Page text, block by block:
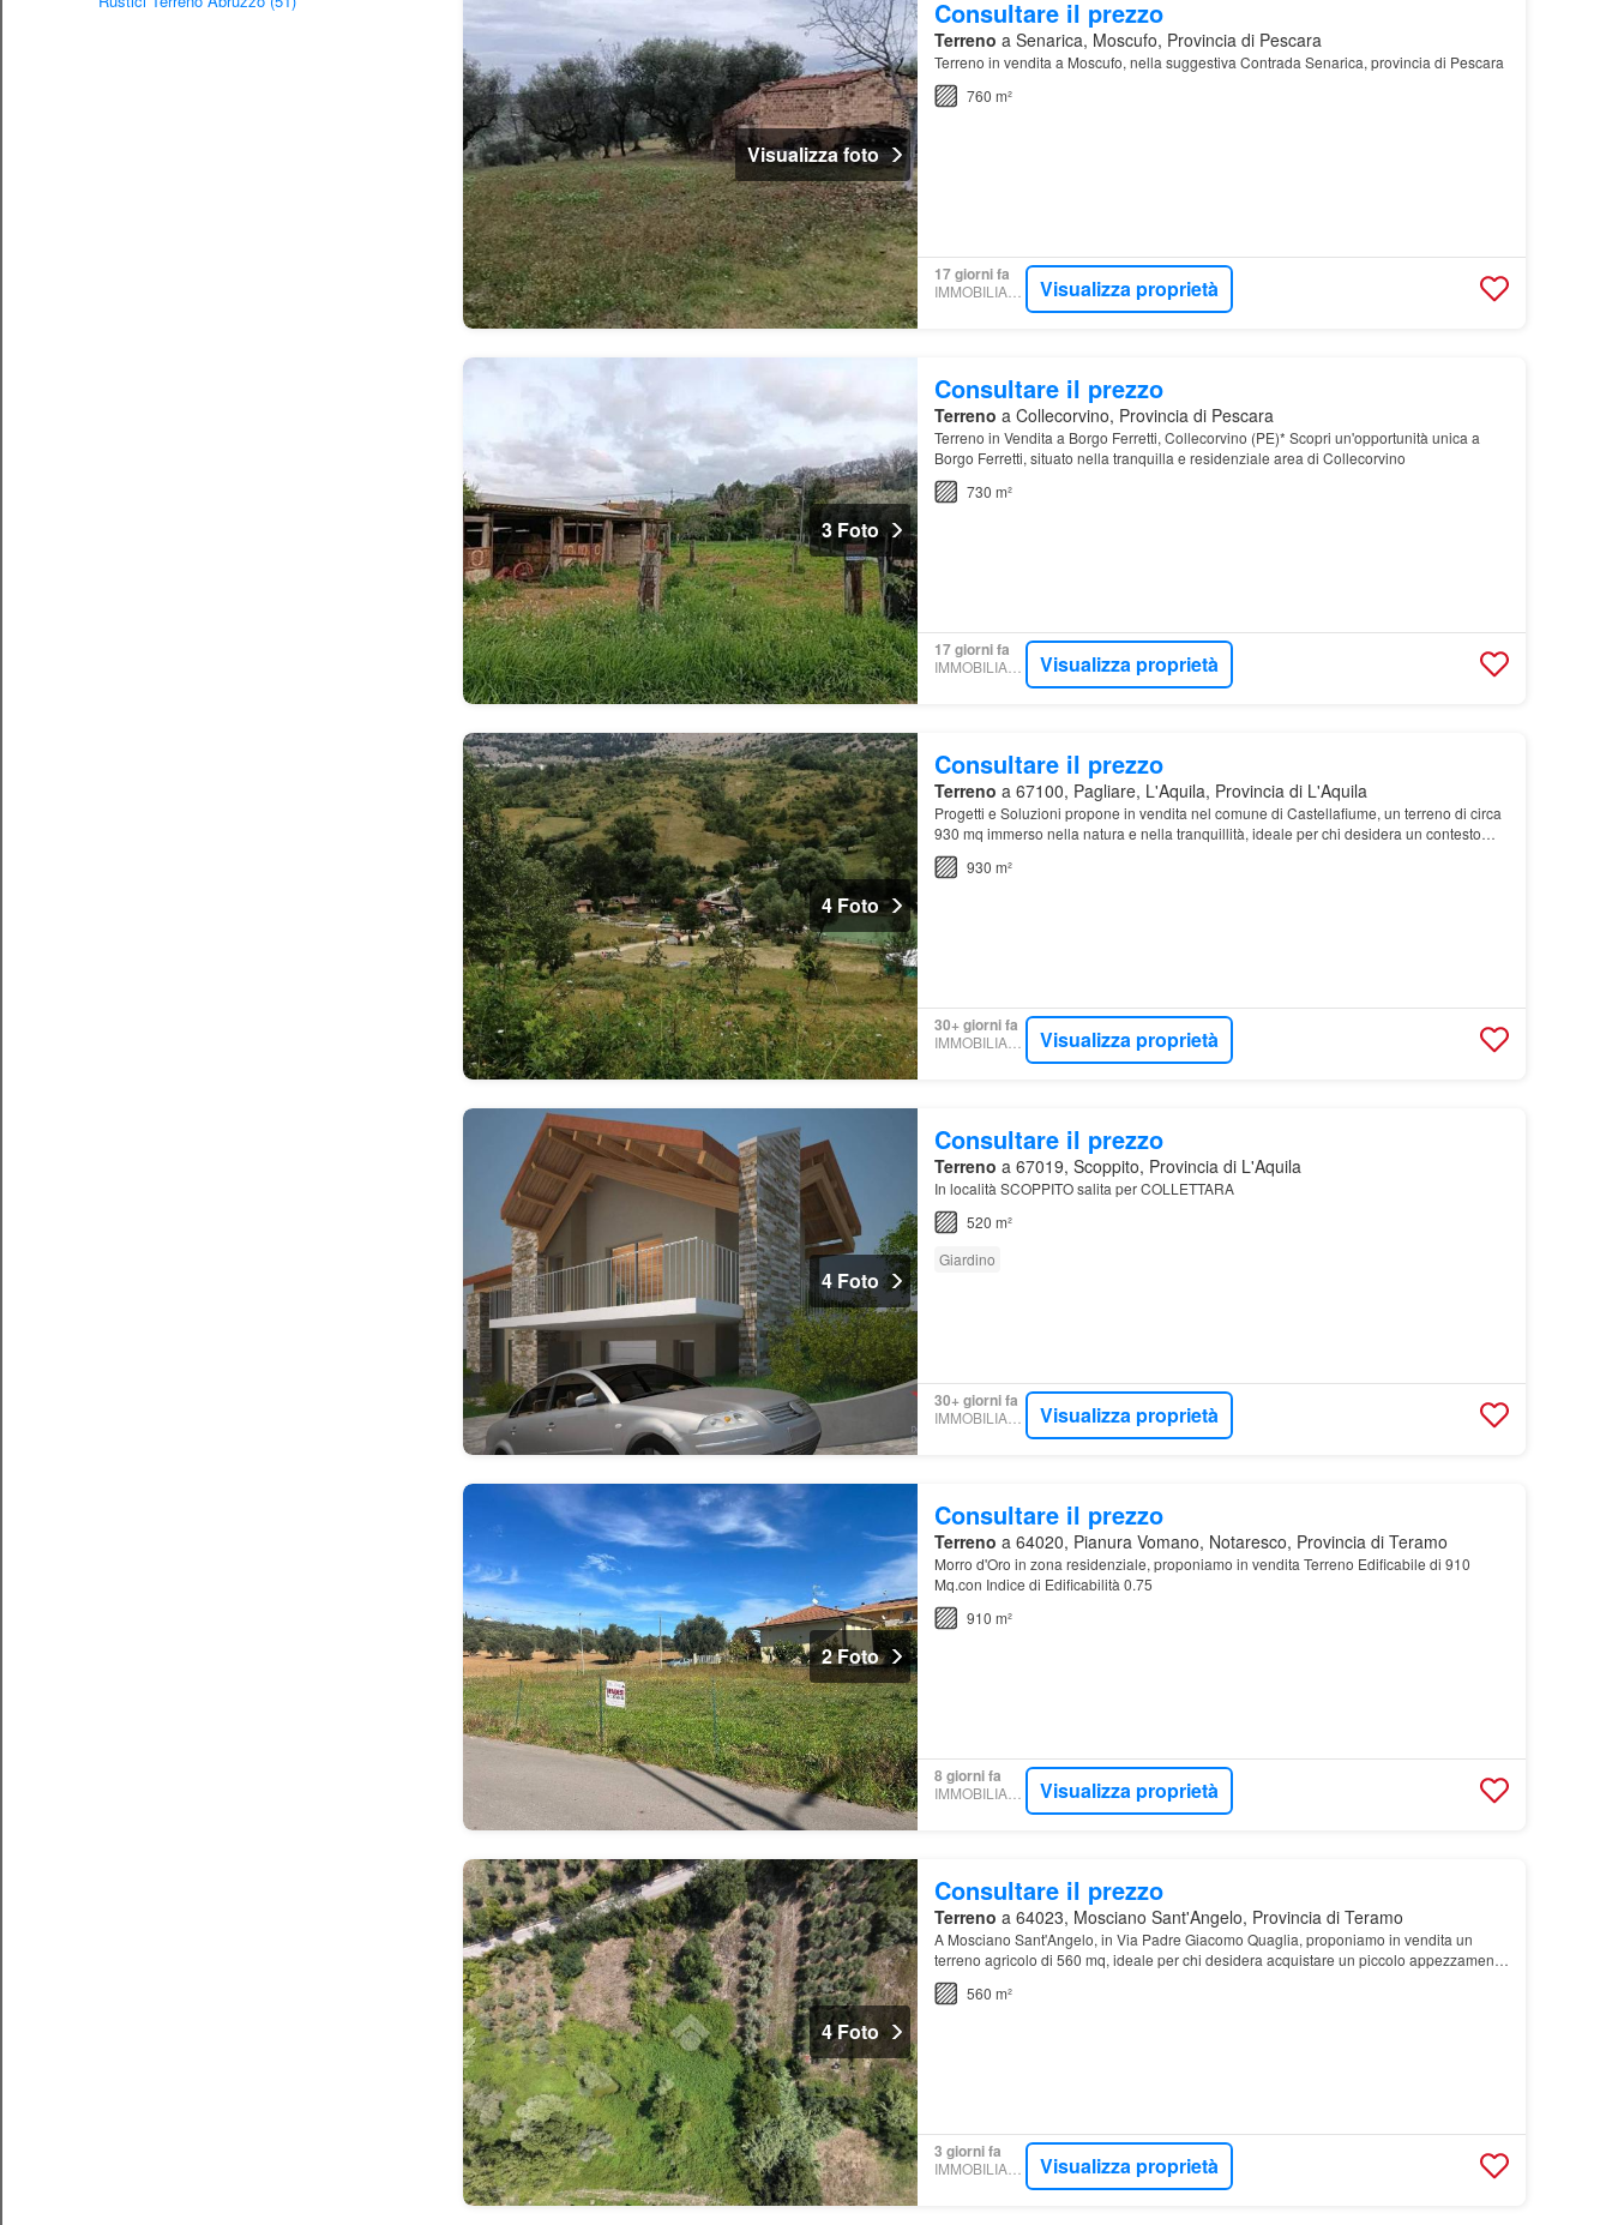
Visualizza foto
Consultare il prezzo
Terreno a Senarica, Moscufo, Provincia di Pescara
Terreno in vendita a Moscufo, nella suggestiva Contrada Senarica, provincia di Pescara
760 m²
17 giorni fa
IMMOBILIARE.IT Visualizza proprietà
3 Foto
Consultare il prezzo
Terreno a Collecorvino, Provincia di Pescara
Terreno in Vendita a Borgo Ferretti, Collecorvino (PE)* Scopri un'opportunità unica a
Borgo Ferretti, situato nella tranquilla e residenziale area di Collecorvino
730 m²
17 giorni fa
IMMOBILIARE.IT Visualizza proprietà
4 Foto
Consultare il prezzo
Terreno a 67100, Pagliare, L'Aquila, Provincia di L'Aquila
Progetti e Soluzioni propone in vendita nel comune di Castellafiume, un terreno di circa
930 mq immerso nella natura e nella tranquillità, ideale per chi desidera un contesto
riservato e lontano dal
930 m²
30+ giorni fa
IMMOBILIARE.IT Visualizza proprietà
4 Foto
Consultare il prezzo
Terreno a 67019, Scoppito, Provincia di L'Aquila
In località SCOPPITO salita per COLLETTARA
520 m²
Giardino
30+ giorni fa
IMMOBILIARE.IT Visualizza proprietà
2 Foto
Consultare il prezzo
Terreno a 64020, Pianura Vomano, Notaresco, Provincia di Teramo
Morro d'Oro in zona residenziale, proponiamo in vendita Terreno Edificabile di 910
Mq.con Indice di Edificabilità 0.75
910 m²
8 giorni fa
IMMOBILIARE.IT Visualizza proprietà
4 Foto
Consultare il prezzo
Terreno a 64023, Mosciano Sant'Angelo, Provincia di Teramo
A Mosciano Sant'Angelo, in Via Padre Giacomo Quaglia, proponiamo in vendita un
terreno agricolo di 560 mq, ideale per chi desidera acquistare un piccolo appezzamento
da destinare ad attività agricole
560 m²
3 giorni fa
IMMOBILIARE.IT Visualizza proprietà